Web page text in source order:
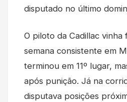
disputado no último
O piloto da Cadillac vinha
semana consistente em
terminou em 11º lugar,
após punição. Já na
disputava posições